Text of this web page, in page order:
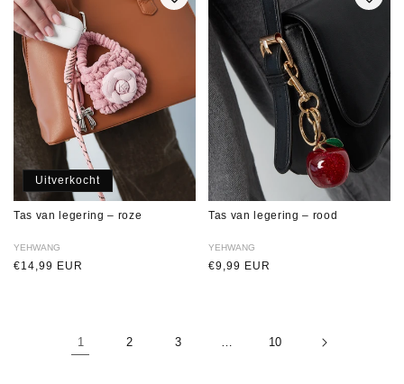
Uitverkocht
Tas van legering – roze
Verkoper:
YEHWANG
Normale
€14,99 EUR
Tas van legering – rood
Verkoper:
YEHWANG
Normale
€9,99 EUR
1 2 3 … 10